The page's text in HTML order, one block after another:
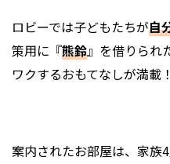
ロビーでは子どもたちが自
策用に『熊鈴』を借りられ
ワクするおもてなしが満載！
案内されたお部屋は、家族